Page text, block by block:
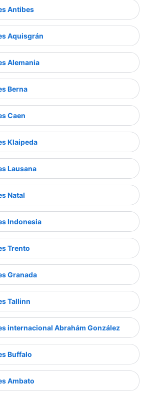
Antibes
Aquisgrán
Alemania
Berna
Caen
Klaipeda
Lausana
Natal
Indonesia
Trento
Granada
Tallinn
internacional Abrahám González
Buffalo
Ambato